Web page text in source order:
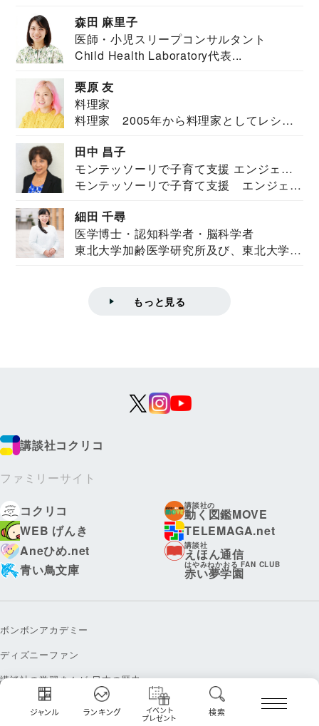
ジャンル ランキング イベント
プレゼント
検索
森田 麻里子
医師・小児スリープコンサルタント
Child Health Laboratory代表...
栗原 友
料理家
料理家 2005年から料理家としてレシピ
田中 昌子
モンテッソーリで子育て支援 エンジェル
ズハウス研究所所長
モンテッソーリで子育て支援 エンジェル
細田 千尋
医学博士・認知科学者・脳科学者
東北大学加齢医学研究所及び、東北大学大
もっと見る
講談社コクリコ
ファミリーサイト
コクリコ
講談社の
動く図鑑MOVE
WEB げんき
TELEMAGA.net
Aneひめ.net
講談社
えほん通信
青い鳥文庫
はやみねかおる FAN CLUB
赤い夢学園
ボンボンアカデミー
ディズニーファン
講談社の学習まんが 日本の歴史
本とあそぼう 全国訪問おはなし隊